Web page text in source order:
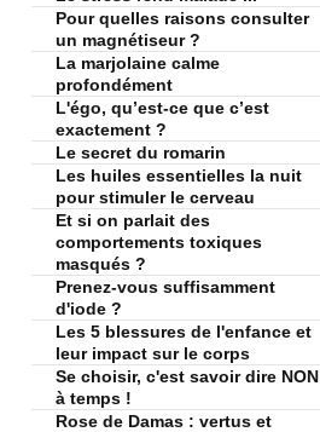
Pour quelles raisons consulter
un magnétiseur ?
La marjolaine calme
profondément
L'égo, qu’est-ce que c’est
exactement ?
Le secret du romarin
Les huiles essentielles la nuit
pour stimuler le cerveau
Et si on parlait des
comportements toxiques
masqués ?
Prenez-vous suffisamment
d'iode ?
Les 5 blessures de l'enfance et
leur impact sur le corps
Se choisir, c'est savoir dire NON
à temps !
Rose de Damas : vertus et